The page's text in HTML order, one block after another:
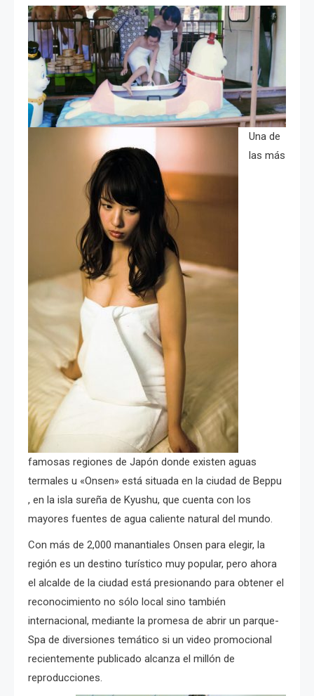
Una de
las más
famosas regiones de Japón donde existen aguas
termales u «Onsen» está situada en la ciudad de Beppu
, en la isla sureña de Kyushu, que cuenta con los
mayores fuentes de agua caliente natural del mundo.
Con más de 2,000 manantiales Onsen para elegir, la
región es un destino turístico muy popular, pero ahora
el alcalde de la ciudad está presionando para obtener el
reconocimiento no sólo local sino también
internacional, mediante la promesa de abrir un parque-
Spa de diversiones temático si un video promocional
recientemente publicado alcanza el millón de
reproducciones.